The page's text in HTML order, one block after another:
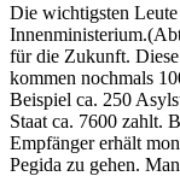
Die wichtigsten Leute
für die Zukunft. Diese
kommen nochmals
Beispiel ca. 250
Staat ca. 7600 zahlt.
Empfänger erhält
Pegida zu gehen.